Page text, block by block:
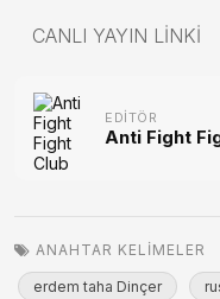
CANLI YAYIN LİNKİ
EDITÖR
Anti Fight
ANAHTAR KELIMELER
erdem taha Dinçer